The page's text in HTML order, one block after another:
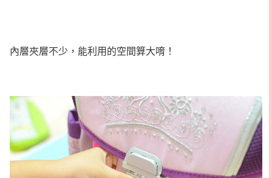
內層夾層不少，能利用的空間算大唷！